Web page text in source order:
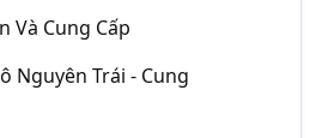
Và Cung Cấp
Nguyên Trái - Cung